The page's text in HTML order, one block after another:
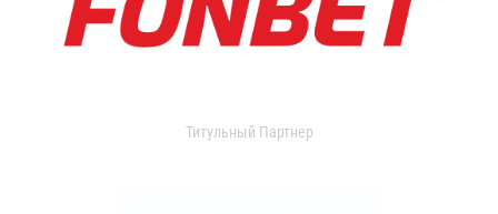
Титульный Партнер